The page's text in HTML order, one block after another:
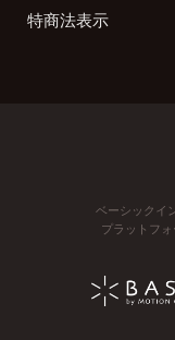
特商法表示
ベーシックイ
プラットフ